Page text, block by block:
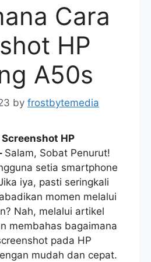
Cara
HP
A50s
by frostbytemedia
HP
Salam, Sobat Penurut!
setia smartphone
iya, pasti seringkali
momen melalui
Nah, melalui artikel
membahas bagaimana
pada HP
mudah dan cepat.